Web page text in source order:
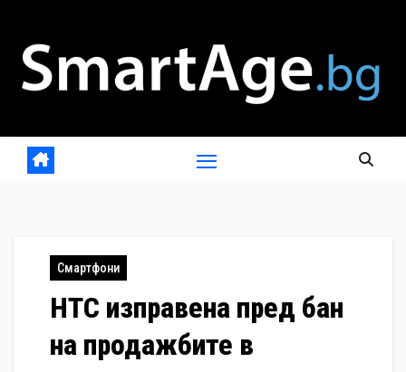
content
Смартфони
HTC изправена пред бан
на продажбите в